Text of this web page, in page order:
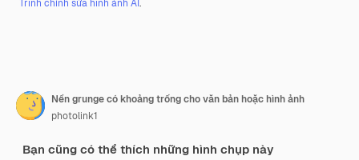
Trình chỉnh sửa hình ảnh AI.
Nền grunge có khoảng trống cho văn bản hoặc hình ảnh
photolink1
Bạn cũng có thể thích những hình chụp này